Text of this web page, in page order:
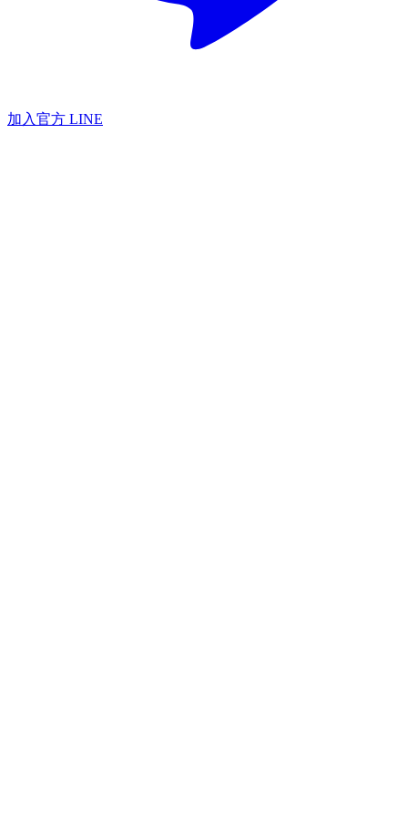
加入官方 LINE